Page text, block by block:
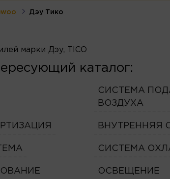
Дэу Тико
марки Дэу, TICO
каталог:
СИСТЕМА
ВОЗДУХА
ВНУТРЕННЯЯ
СИСТЕМА
ОСВЕЩЕНИЕ